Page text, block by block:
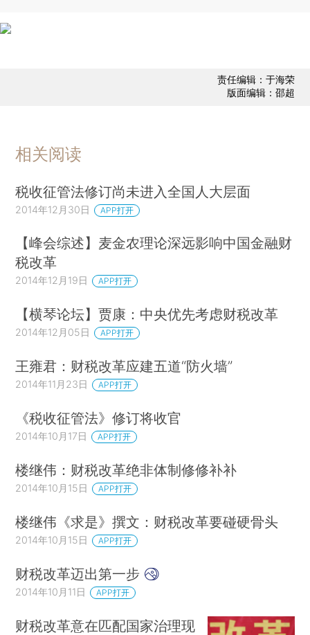
责任编辑：于海荣
版面编辑：邵超
相关阅读
税收征管法修订尚未进入全国人大层面
2014年12月30日 APP打开
【峰会综述】麦金农理论深远影响中国金融财
税改革
2014年12月19日 APP打开
【横琴论坛】贾康：中央优先考虑财税改革
2014年12月05日 APP打开
王雍君：财税改革应建五道“防火墙”
2014年11月23日 APP打开
《税收征管法》修订将收官
2014年10月17日 APP打开
楼继伟：财税改革绝非体制修修补补
2014年10月15日 APP打开
楼继伟《求是》撰文：财税改革要碰硬骨头
2014年10月15日 APP打开
财税改革迈出第一步
2014年10月11日 APP打开
财税改革意在匹配国家治理现